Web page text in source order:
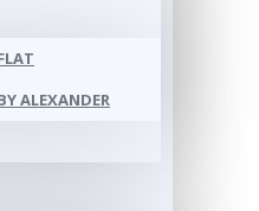
ALEXANDER